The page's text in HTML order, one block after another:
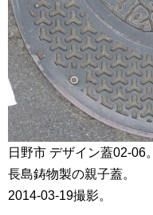
日野市 デザイン蓋02-06。
長島鋳物製の親子蓋。
2014-03-19撮影。